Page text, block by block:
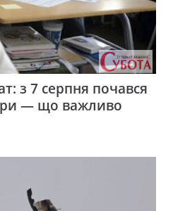
з 7 серпня почався
— що важливо